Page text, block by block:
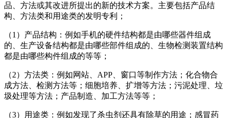
品、方法或其改进所提出的新的技术方案。主要包括产品结
构、方法类和用途类的发明专利；
（1）产品结构：例如手机的硬件结构都是由哪些器件组成
的、生产设备结构都是由哪些部件组成的、生物检测装置结构
都是由哪些构件组成的等等；
（2）方法类：例如网站、APP、窗口等制作方法；化合物合
成方法、检测方法等；细胞培养、扩增等方法；污泥处理、垃
圾处理等方法；产品制造、加工方法等等；
（3）用途类：例如发现了杀虫剂还具有除草的用途；感冒药